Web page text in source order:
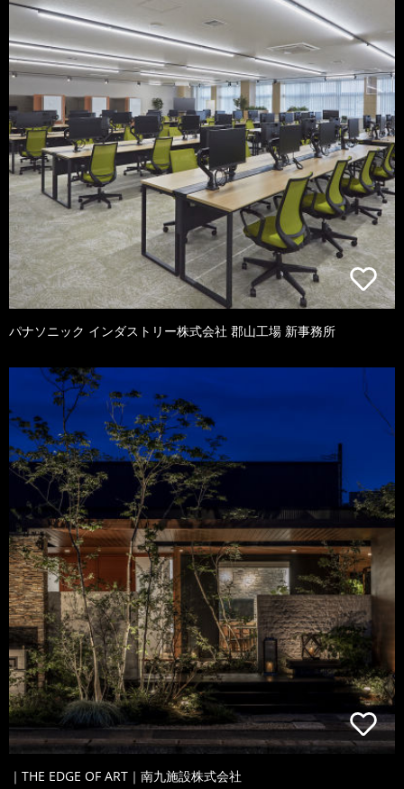
パナソニック インダストリー株式会社 郡山工場 新事務所
｜THE EDGE OF ART｜南九施設株式会社